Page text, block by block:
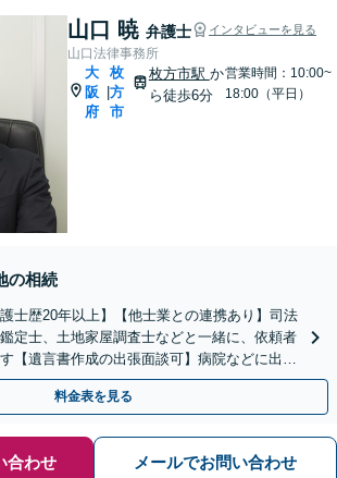
山口 暁 弁護士 インタビューを見る
山口法律事務所
大
阪
府
枚
方
市
枚方市駅 か
ら徒歩6分
営業時間：10:00~
18:00（平日）
の相続
士歴20年以上】【他士業との連携あり】司法
定士、土地家屋調査士などと一緒に、依頼者
【遺言書作成の出張面談可】病院などに出張
び、対応します【枚方市駅6分】
料金表を見る
合わせ メールでお問い合わせ